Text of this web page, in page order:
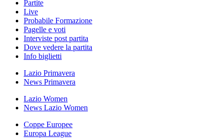
Partite
Live
Probabile Formazione
Pagelle e voti
Interviste post partita
Dove vedere la partita
Info biglietti
Lazio Primavera
News Primavera
Lazio Women
News Lazio Women
Coppe Europee
Europa League